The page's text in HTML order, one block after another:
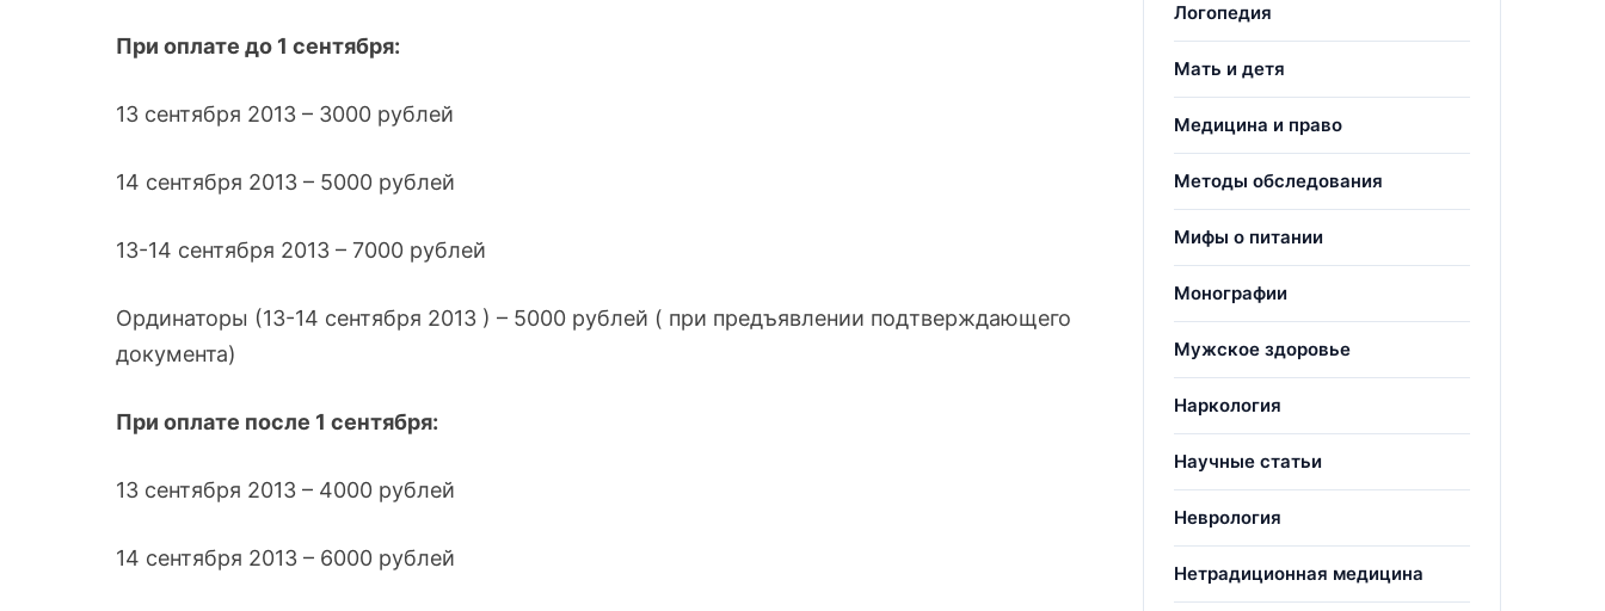
При оплате до 1 сентября:
13 сентября 2013 – 3000 рублей
14 сентября 2013 – 5000 рублей
13-14 сентября 2013 – 7000 рублей
Ординаторы (13-14 сентября 2013 ) – 5000 рублей ( при предъявлении подтверждающего
документа)
При оплате после 1 сентября:
13 сентября 2013 – 4000 рублей
14 сентября 2013 – 6000 рублей
Логопедия
Мать и детя
Медицина и право
Методы обследования
Мифы о питании
Монографии
Мужское здоровье
Наркология
Научные статьи
Неврология
Нетрадиционная медицина